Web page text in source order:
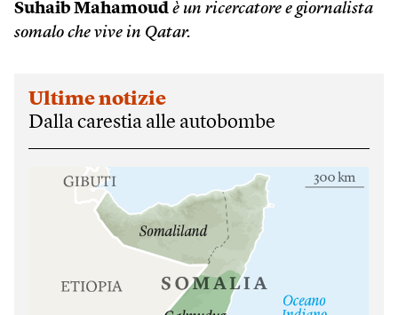
Suhaib Mahamoud è un ricercatore e giornalista
somalo che vive in Qatar.
Ultime notizie
Dalla carestia alle autobombe